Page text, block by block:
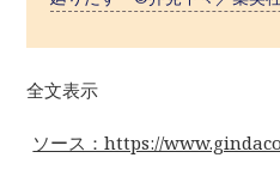
全文表示
ソース：https://